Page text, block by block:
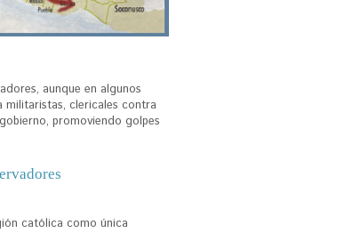
aunque en algunos
clericales contra
promoviendo golpes
católica como única